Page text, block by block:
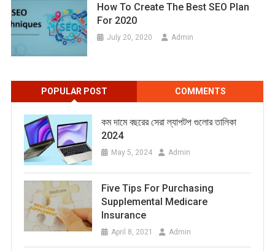
How To Create The Best SEO Plan
For 2020
July 20, 2020 Admin
POPULAR POST COMMENTS
কম দামে বছরের সেরা ল্যাপটপ গুলোর তালিকা
2024
May 5, 2024 Admin
Five Tips For Purchasing
Supplemental Medicare
Insurance
April 8, 2021 Admin